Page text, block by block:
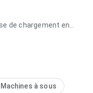
de chargement en
Machines à sous